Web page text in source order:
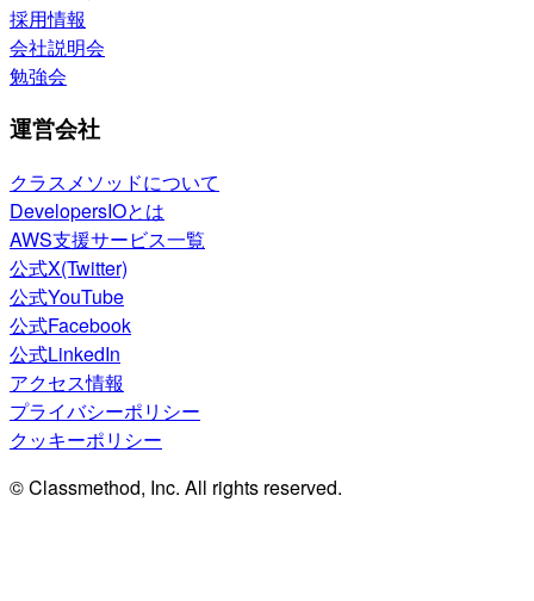
採用情報
会社説明会
勉強会
運営会社
クラスメソッドについて
DevelopersIOとは
AWS支援サービス一覧
公式X(Twitter)
公式YouTube
公式Facebook
公式LinkedIn
アクセス情報
プライバシーポリシー
クッキーポリシー
© Classmethod, Inc. All rights reserved.